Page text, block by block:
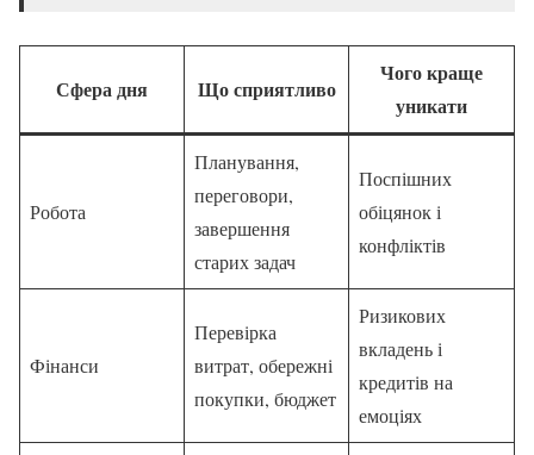
Сфера дня Що сприятливо
Чого краще
уникати
Робота
Планування,
переговори,
завершення
старих задач
Поспішних
обіцянок і
конфліктів
Фінанси
Перевірка
витрат, обережні
покупки, бюджет
Ризикових
вкладень і
кредитів на
емоціях